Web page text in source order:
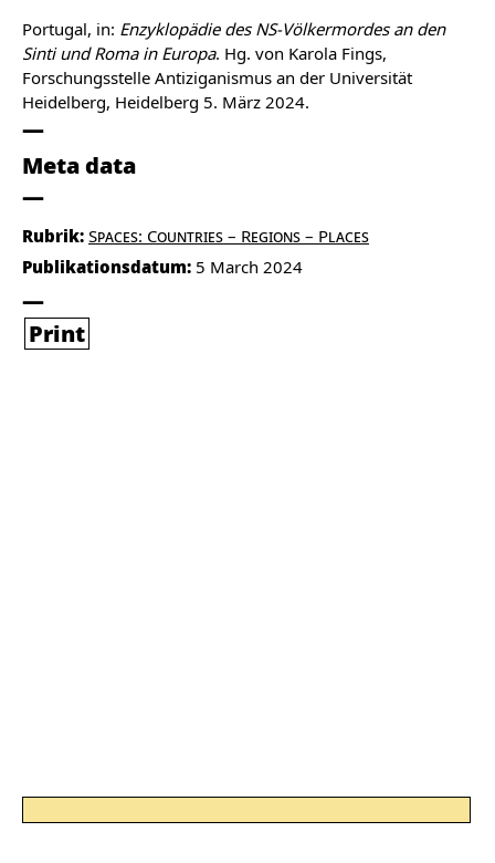
Portugal, in: Enzyklopädie des NS-Völkermordes an den
Sinti und Roma in Europa. Hg. von Karola Fings,
Forschungsstelle Antiziganismus an der Universität
Heidelberg, Heidelberg 5. März 2024.
Meta data
Rubrik: Spaces: Countries – Regions – Places
Publikationsdatum: 5 March 2024
Print